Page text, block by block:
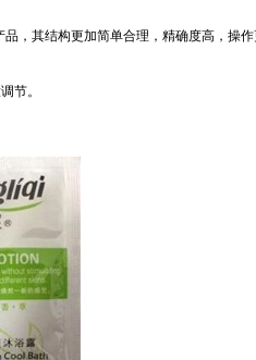
，其结构更加简单合理，精确度高，操作
节。